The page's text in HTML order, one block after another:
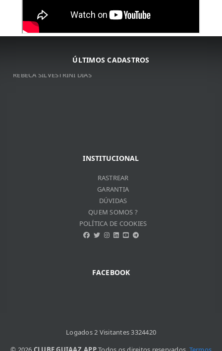
ÚLTIMOS CADASTROS
ARNALDO JOSé DA COSTA
ARNALDO JOSé DA COSTA
VITOR DO VALLE SOUZA
INSTITUCIONAL
RASTREAR
GARANTIA
DÚVIDAS
QUEM SOMOS ?
POLÍTICA DE COOKIES
FACEBOOK
Logados 2 Visitantes 3324420